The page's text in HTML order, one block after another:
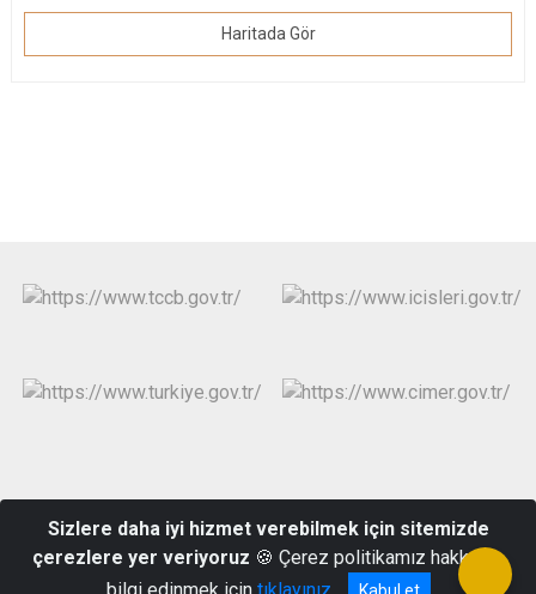
Haritada Gör
Pazarcık/KAHRAMANMARAŞ
0 (344) 311 40 03
Sizlere daha iyi hizmet verebilmek için sitemizde
çerezlere yer veriyoruz 🍪 Çerez politikamız hakkında